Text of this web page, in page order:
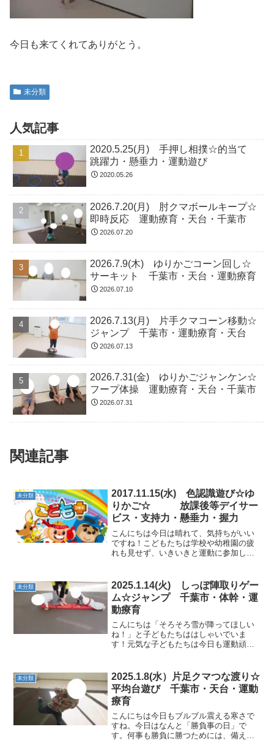
今日も来てくれてありがとう。
未分類
人気記事
2020.5.25(月) 手押し相撲☆的当て
跳躍力・懸垂力・運動遊び
2020.05.26
2026.7.20(月) 肘クマボールキープ☆
即時反応 運動療育・天台・千葉市
2026.07.20
2026.7.9(木) ゆりかごコーン回し☆
サーキット 千葉市・天台・運動療育
2026.07.10
2026.7.13(月) 片手クマコーン移動☆
ジャンプ 千葉市・運動療育・天台
2026.07.13
2026.7.31(金) ゆりかごジャンケン☆
フープ体操 運動療育・天台・千葉市
2026.07.31
関連記事
未分類
2017.11.15(水) 色認識遊び☆ゆ
りかご☆ 放課後等デイサー
ビス・支持力・懸垂力・握力
こんにちは今日は晴れて、気持ちがいい
ですね！こどもたちは学校や幼稚園の疲
れも見せず、いきいきと運動に参加して
ープジャンプ★右側、左側、どちらか好
きなコースを選んでも...
未分類
2025.1.14(火) しっぽ陣取りゲー
ム☆ジャンプ 千葉市・体幹・運
動療育
こんにちは「そろそろ雪が降ってほしい
ね！」と子どもたちははしゃいでいま
す！元気な子どもたちは今日も運動頑張
ないように渡りましょう！ ★カラー石お
得意のカラー石をスイスイ...
未分類
2025.1.8(水）片足クマつな渡り☆
平均台遊び 千葉市・天台・運動
療育
こんにちは今日もブルブル震える寒さで
すね。今日はなんと「勝負事の日」で
す。何事も勝負に勝つためには、備えが